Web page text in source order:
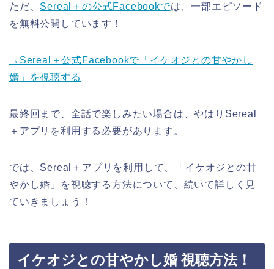
ただ、 Sereal＋の公式Facebookでは、一部エピソード
を無料公開しています！
→Sereal＋公式Facebookで「イケオジとの甘やかし
婚」を視聴する
最終回まで、全話で楽しみたい場合は、やはりSereal
＋アプリを利用する必要があります。
では、Sereal＋アプリを利用して、「イケオジとの甘
やかし婚」を視聴する方法について、続いて詳しく見
ていきましょう！
イケオジとの甘やかし婚 視聴方法！